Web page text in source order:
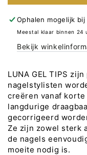
LUNA
Gel
LUNA
Gel
Ophalen mogelijk bij
Meestal klaar binnen 24
Bekijk
LUNA GEL TIPS
nagelstylisten
creëren vanaf
langdurige
gecorrigeerd
Ze zijn zowel sterk
de nagels
moeite nodig is.